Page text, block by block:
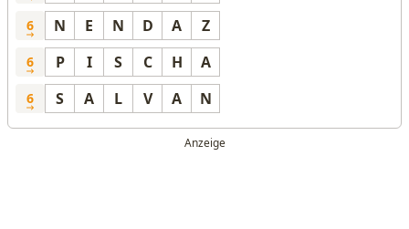
6 N E N D A Z
6 P I S C H A
6 S A L V A N